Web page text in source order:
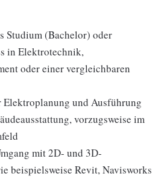
Studium (Bachelor) oder
in Elektrotechnik,
oder einer vergleichbaren
und Ausführung
vorzugsweise im
mit 2D- und 3D-
beispielsweise Revit, Navisworks